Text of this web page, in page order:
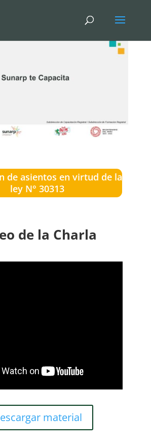
de asientos en virtud de la
ley N° 30313
de la Charla
material